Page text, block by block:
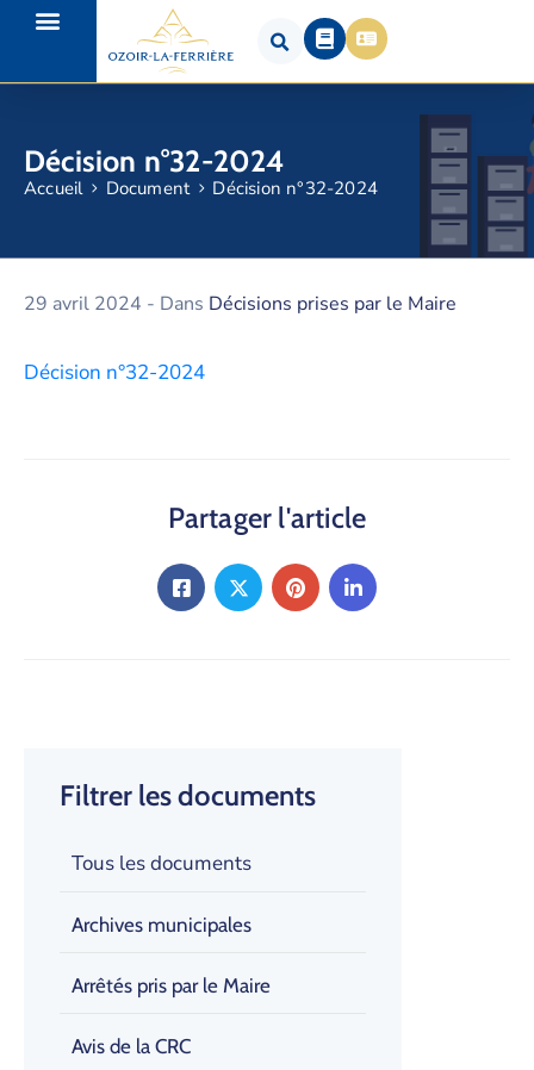
Décision n°32-2024
Accueil Document Décision n°32-2024
Filtrer les documents
Tous les documents
Archives municipales
Arrêtés pris par le Maire
Avis de la CRC
29 avril 2024 - Dans Décisions prises par le Maire
Décision n°32-2024
Partager l'article